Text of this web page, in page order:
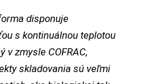
disponuje
s kontinuálnou teplotou
v zmysle COFRAC,
skladovania sú veľmi